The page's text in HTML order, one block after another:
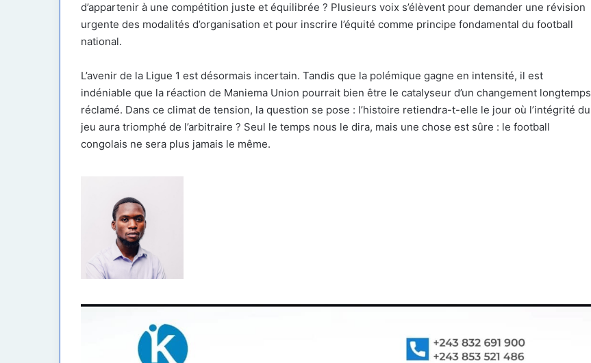
d’appartenir à une compétition juste et équilibrée ? Plusieurs voix s’élèvent pour demander une révision
urgente des modalités d’organisation et pour inscrire l’équité comme principe fondamental du football
national.
L’avenir de la Ligue 1 est désormais incertain. Tandis que la polémique gagne en intensité, il est
indéniable que la réaction de Maniema Union pourrait bien être le catalyseur d’un changement longtemps
réclamé. Dans ce climat de tension, la question se pose : l’histoire retiendra-t-elle le jour où l’intégrité du
jeu aura triomphé de l’arbitraire ? Seul le temps nous le dira, mais une chose est sûre : le football
congolais ne sera plus jamais le même.